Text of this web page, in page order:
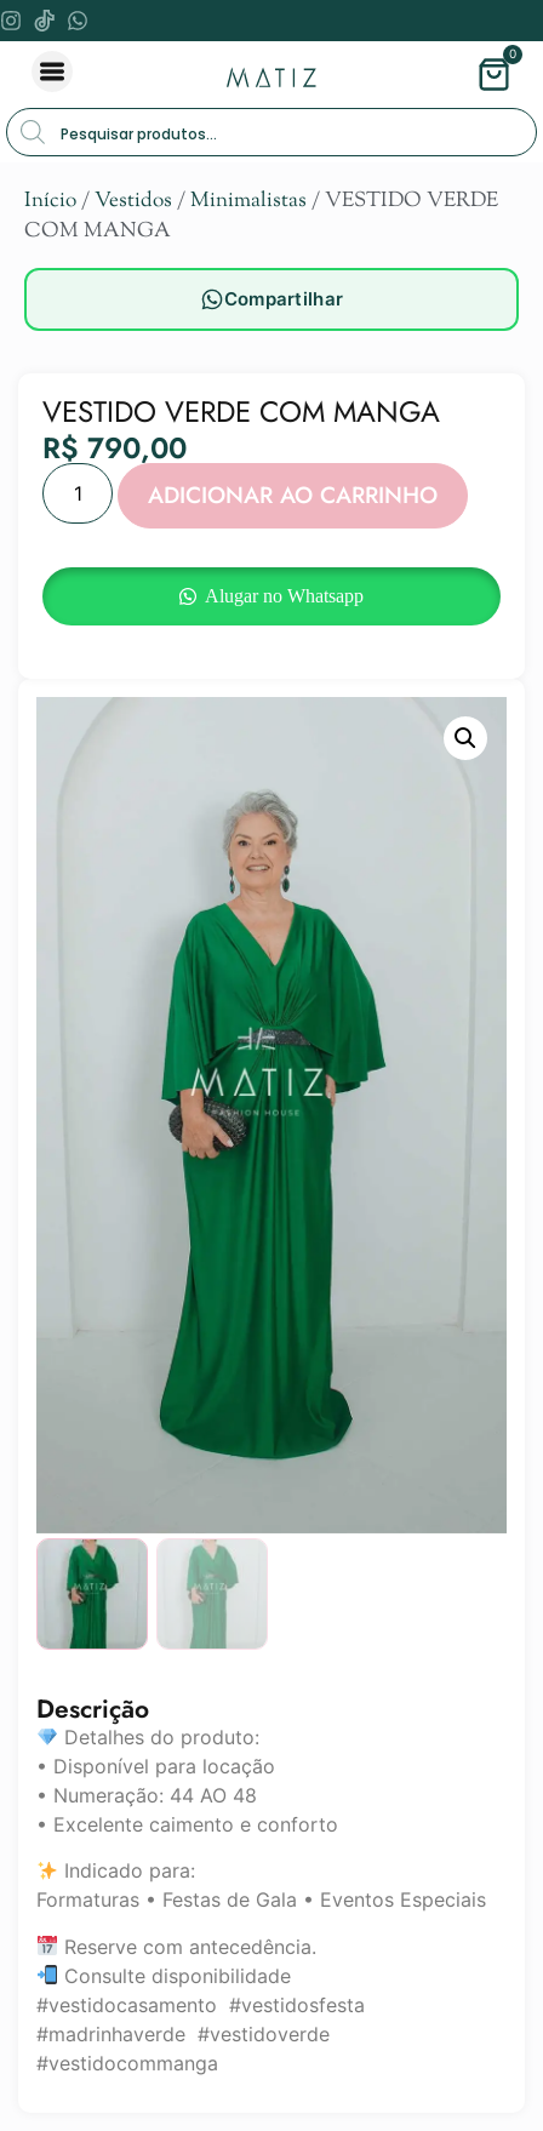
0
Início/Vestidos /Minimalistas / VESTIDO VERDE
COM MANGA
Compartilhar
Descrição
Detalhes do produto:
• Disponível para locação
• Numeração: 44 AO 48
• Excelente caimento e conforto
Indicado para:
Formaturas • Festas de Gala • Eventos Especiais
Reserve com antecedência.
Consulte disponibilidade
#vestidocasamento #vestidosfesta
#madrinhaverde #vestidoverde
#vestidocommanga
VESTIDO VERDE COM MANGA
R$ 790,00
ADICIONAR AO CARRINHO
Alugar no Whatsapp